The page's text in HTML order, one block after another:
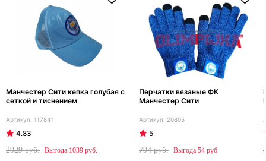
Манчестер Сити кепка голубая с
сеткой и тиснением
117841
4.83
2929
1039
Перчатки вязаные ФК
Манчестер Сити
20805
5
794
54